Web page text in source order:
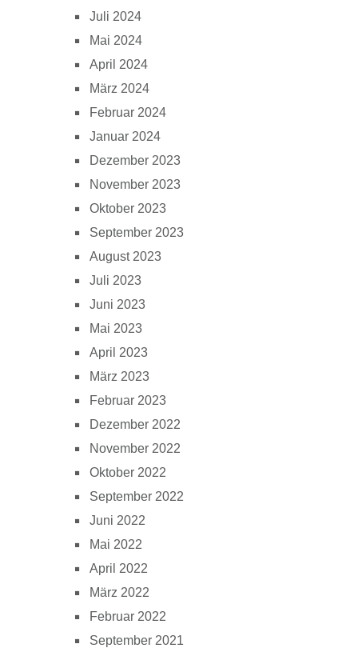
Juli 2024
Mai 2024
April 2024
März 2024
Februar 2024
Januar 2024
Dezember 2023
November 2023
Oktober 2023
September 2023
August 2023
Juli 2023
Juni 2023
Mai 2023
April 2023
März 2023
Februar 2023
Dezember 2022
November 2022
Oktober 2022
September 2022
Juni 2022
Mai 2022
April 2022
März 2022
Februar 2022
September 2021